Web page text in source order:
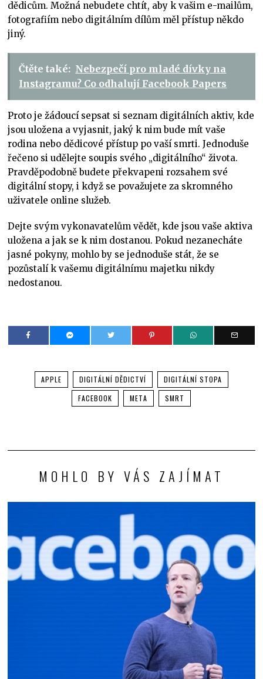
dědicům. Možná nebudete chtít, aby k vašim e-mailům,
fotografiím nebo digitálním dílům měl přístup někdo
jiný.
Čtěte také: Nebezpečí pro mladé dívky na
Instagramu? Co odhalují Facebook Papers
Proto je žádoucí sepsat si seznam digitálních aktiv, kde
jsou uložena a vyjasnit, jaký k nim bude mít vaše
rodina nebo dědicové přístup po vaší smrti. Jednoduše
řečeno si udělejte soupis svého „digitálního“ života.
Pravděpodobně budete překvapeni rozsahem své
digitální stopy, i když se považujete za skromného
uživatele online služeb.
Dejte svým vykonavatelům vědět, kde jsou vaše aktiva
uložena a jak se k nim dostanou. Pokud nezanecháte
jasné pokyny, mohlo by se jednoduše stát, že se
pozůstalí k vašemu digitálnímu majetku nikdy
nedostanou.
APPLE DIGITÁLNÍ DĚDICTVÍ
DIGITÁLNÍ STOPA
FACEBOOK
META SMRT
MOHLO BY VÁS ZAJÍMAT